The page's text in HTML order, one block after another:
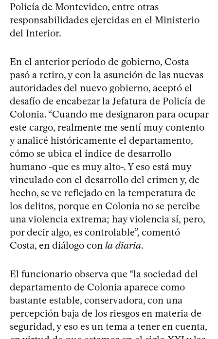
Policía de Montevideo, entre otras
responsabilidades ejercidas en el Ministerio
del Interior.
En el anterior período de gobierno, Costa
pasó a retiro, y con la asunción de las nuevas
autoridades del nuevo gobierno, aceptó el
desafío de encabezar la Jefatura de Policía de
Colonia. “Cuando me designaron para ocupar
este cargo, realmente me sentí muy contento
y analicé históricamente el departamento,
cómo se ubica el índice de desarrollo
humano -que es muy alto-. Y eso está muy
vinculado con el desarrollo del crimen y, de
hecho, se ve reflejado en la temperatura de
los delitos, porque en Colonia no se percibe
una violencia extrema; hay violencia sí, pero,
por decir algo, es controlable”, comentó
Costa, en diálogo con la diaria.
El funcionario observa que “la sociedad del
departamento de Colonia aparece como
bastante estable, conservadora, con una
percepción baja de los riesgos en materia de
seguridad, y eso es un tema a tener en cuenta,